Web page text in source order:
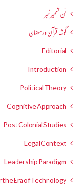
فنِ تعمیر نمبر
گوشہ قرآن و رمضان
Editorial
Introduction
Political Theory
Cognitive Approach
Post Colonial Studies
Legal Context
Leadership Paradigm
the Era of Technology